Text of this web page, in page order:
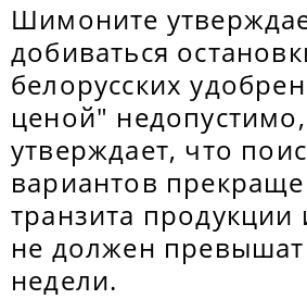
Шимоните
добиваться
белорусских
ценой"
утверждает, что
вариантов
транзита продукции
не должен
недели.